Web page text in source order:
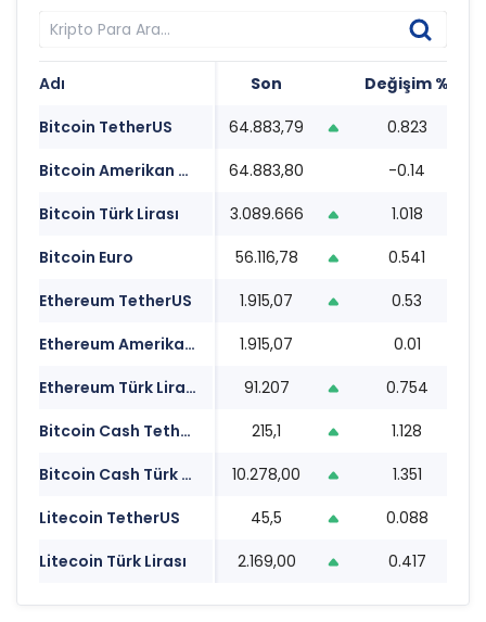
Adı Son Değişim %
Bitcoin TetherUS
64.883,79 0.823
Bitcoin Amerikan Doları
64.883,80 -0.14
Bitcoin Türk Lirası
3.089.666 1.018
Bitcoin Euro
56.116,78 0.541
Ethereum TetherUS
1.915,07 0.53
Ethereum Amerikan Doları
1.915,07 0.01
Ethereum Türk Lirası
91.207 0.754
Bitcoin Cash TetherUS
215,1 1.128
Bitcoin Cash Türk Lirası
10.278,00 1.351
Litecoin TetherUS
45,5 0.088
Litecoin Türk Lirası
2.169,00 0.417